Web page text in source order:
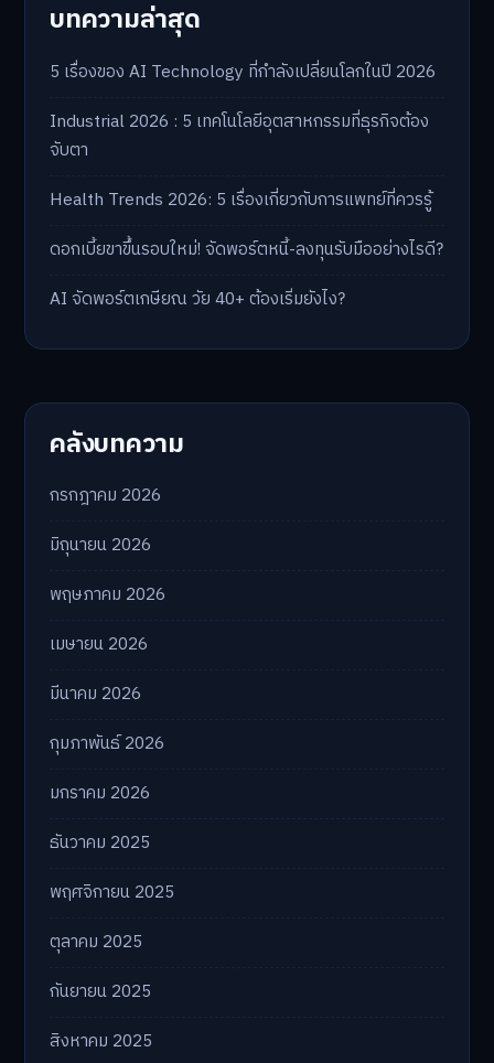
บทความล่าสุด
5 เรื่องของ AI Technology ที่กำลังเปลี่ยนโลกในปี 2026
Industrial 2026 : 5 เทคโนโลยีอุตสาหกรรมที่ธุรกิจต้อง
จับตา
Health Trends 2026: 5 เรื่องเกี่ยวกับการแพทย์ที่ควรรู้
ดอกเบี้ยขาขึ้นรอบใหม่! จัดพอร์ตหนี้-ลงทุนรับมืออย่างไรดี?
AI จัดพอร์ตเกษียณ วัย 40+ ต้องเริ่มยังไง?
คลังบทความ
กรกฎาคม 2026
มิถุนายน 2026
พฤษภาคม 2026
เมษายน 2026
มีนาคม 2026
กุมภาพันธ์ 2026
มกราคม 2026
ธันวาคม 2025
พฤศจิกายน 2025
ตุลาคม 2025
กันยายน 2025
สิงหาคม 2025